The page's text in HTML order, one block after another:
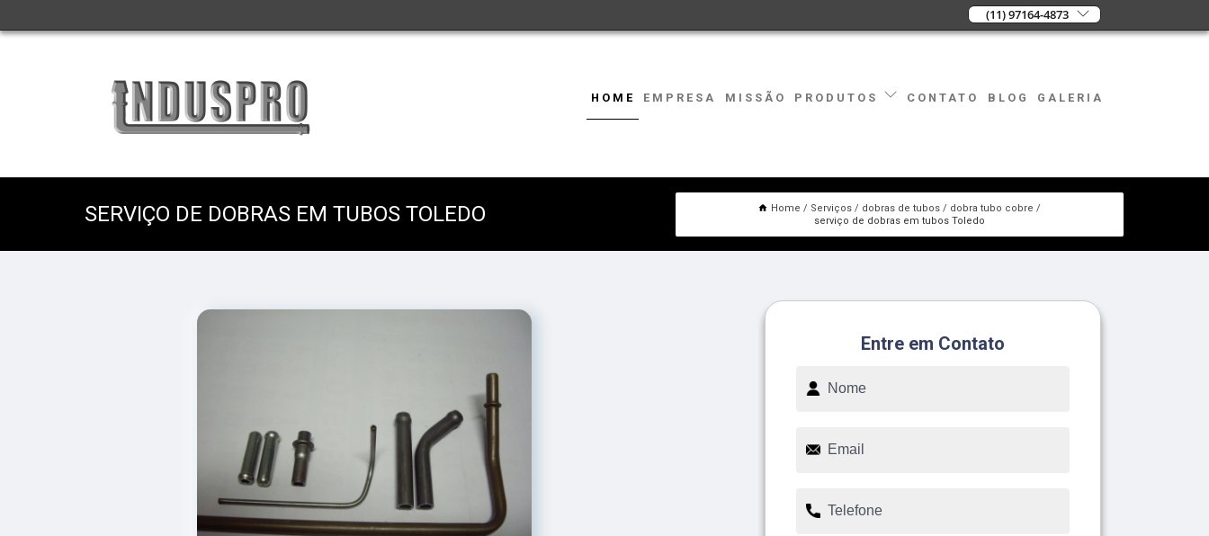
(11) 97164-4873
HOME EMPRESA MISSÃO PRODUTOS CONTATO BLOG GALERIA
SERVIÇO DE DOBRAS EM TUBOS TOLEDO Home Serviços dobras de tubos
dobra tubo cobre
serviço de dobras em tubos Toledo
Entre em Contato